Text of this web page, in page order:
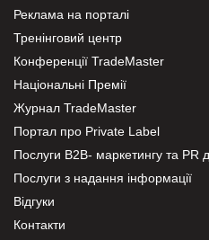
Реклама на порталі
Тренінговий центр
Конференції TradeMaster
Національні Премії
Журнал TradeMaster
Портал про Private Label
Послуги В2В- маркетингу та PR
Послуги з надання інформації
Відгуки
Контакти